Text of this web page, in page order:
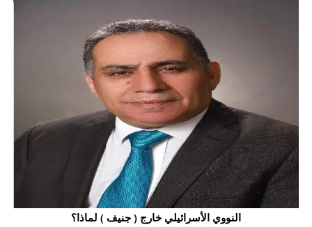
النووي الأسرائيلي خارج ( جنيف ) لماذا؟